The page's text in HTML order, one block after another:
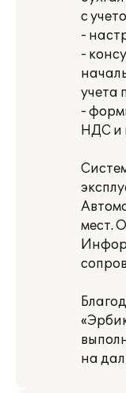
с
-
-
учета
-
НДС и
мест.
на